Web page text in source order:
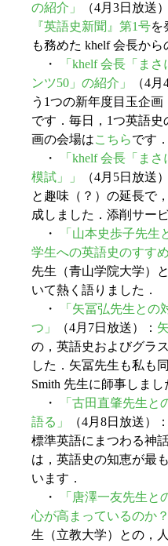
の紹介」
（4月3日放送
『英語史新聞』第1号を
も務めた khelf 会長から
・
「khelf 会長「ま
ンツ50」の紹介」
（4
う1つの新年度目玉企
です．毎日，1つ英語
画の会場はこちらです．
・
「khelf 会長「ま
模試」」
（4月5日放送
と趣味（？）の延長で
成しました．添削サー
・
「山本史歩子先
学生への英語史のすすめ
先生（青山学院大学）
いて熱く語りました．
・
「矢冨弘先生と
つ」
（4月7日放送）：
の，英語史およびグラ
した．矢冨先生も私も
Smith 先生に師事しまし
・
「古田直肇先生
語る」
（4月8日放送）
標準英語にまつわる神
は，英語史の知恵が最
います．
・
「唐澤一友先生
心が高まっているのか？
生（立教大学）との，